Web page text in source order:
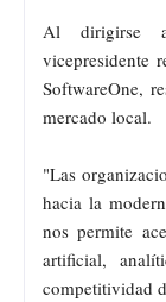
Al dirigirse
vicepresidente
SoftwareOne,
mercado local.
"Las
hacia la
nos permite
artificial,
competitividad